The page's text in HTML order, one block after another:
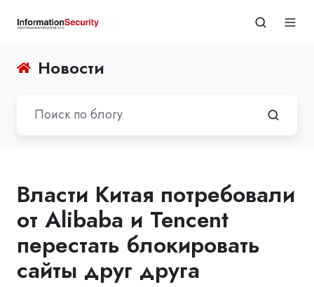
Новости
Власти Китая потребовали
от Alibaba и Tencent
перестать блокировать
сайты друг друга